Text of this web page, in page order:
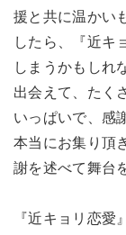
援と共に温かい
したら、『近キ
しまうかもしれ
出会えて、たく
いっぱいで、感
本当にお集り頂
謝を述べて舞台
『近キョリ恋愛